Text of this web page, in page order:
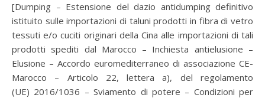
[Dumping – Estensione del dazio antidumping definitivo
istituito sulle importazioni di taluni prodotti in fibra di vetro
tessuti e/o cuciti originari della Cina alle importazioni di tali
prodotti spediti dal Marocco – Inchiesta antielusione –
Elusione – Accordo euromediterraneo di associazione CE-
Marocco – Articolo 22, lettera a), del regolamento
(UE) 2016/1036 – Sviamento di potere – Condizioni per